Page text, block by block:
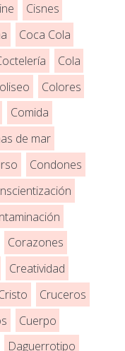
Cisnes
Coca Cola
Cola
Colores
Comida
de mar
Condones
Corazones
Creatividad
Cruceros
Cuerpo
Daguerrotipo